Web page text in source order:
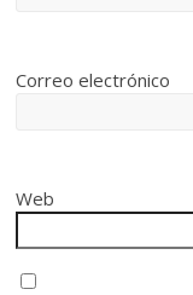
Correo electrónico
Web